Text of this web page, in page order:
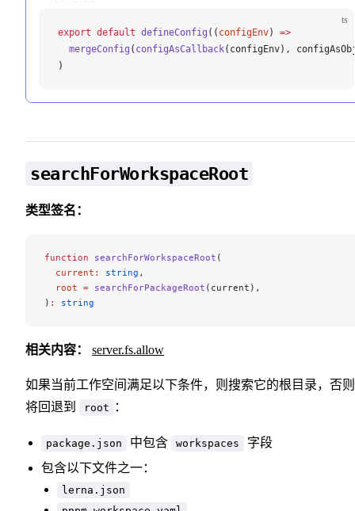
ts
export default defineConfig (( configEnv) =>
mergeConfig ( configAsCallback( configEnv),
)
searchForWorkspaceRoot
类型签名：
function searchForWorkspaceRoot (
  current
: string ,
  root
= searchForPackageRoot (current),
) : string
相关内容： server.fs.allow
如果当前工作空间满足以下条件，则搜索它的根目录，否
将回退到
root ：
package.json 中包含 workspaces
字段
包含以下文件之一：
lerna.json